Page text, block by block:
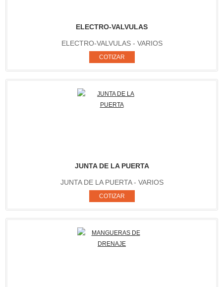
ELECTRO-VALVULAS
ELECTRO-VALVULAS - VARIOS
JUNTA DE LA PUERTA
JUNTA DE LA PUERTA - VARIOS